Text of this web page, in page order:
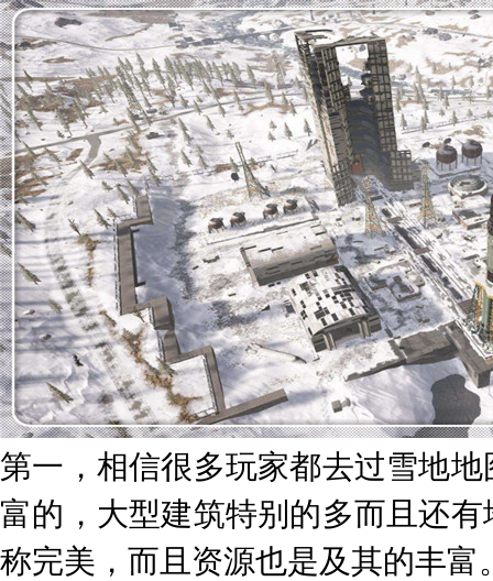
第一，相信很多玩家都去过雪地
富的，大型建筑特别的多而且还
称完美，而且资源也是及其的丰富